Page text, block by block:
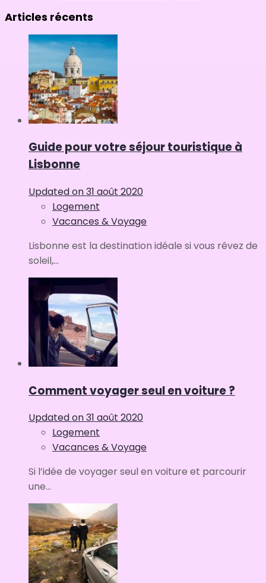
Articles récents
Guide pour votre séjour touristique à
Lisbonne
Updated on31 août 2020
Logement
Vacances & Voyage
Lisbonne est la destination idéale si vous rêvez de
soleil,...
Comment voyager seul en voiture ?
Updated on31 août 2020
Logement
Vacances & Voyage
Si l’idée de voyager seul en voiture et parcourir
une...